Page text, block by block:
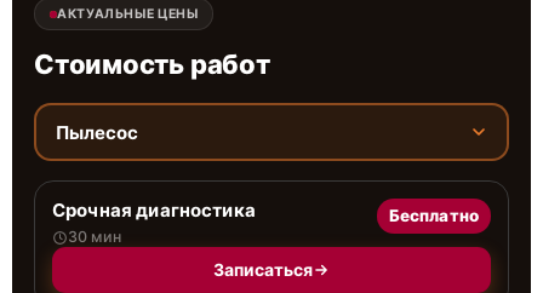
АКТУАЛЬНЫЕ ЦЕНЫ
Стоимость работ
Пылесос
Срочная диагностика
30 мин
Бесплатно
Записаться